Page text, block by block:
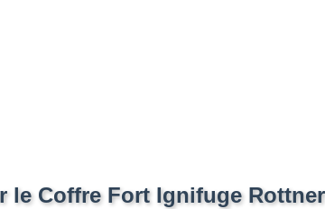
Coffre Fort Ignifuge